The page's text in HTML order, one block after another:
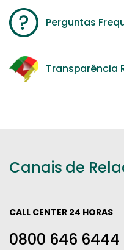
Perguntas
Transparência
Canais de
CALL CENTER 24 HORAS
0800 646 6444